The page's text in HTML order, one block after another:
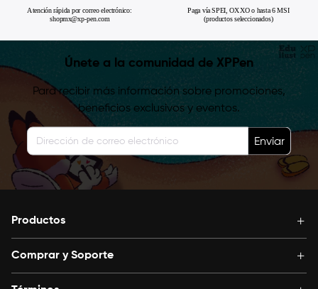
Atención rápida por correo electrónico:
shopmx@xp-pen.com
Paga vía SPEI, OXXO o hasta 6 MSI
(productos seleccionados)
Únete a la comunidad de XPPen
Para recibir más información sobre promociones,
beneficios exclusivos y eventos.
Enviar
Productos
Comprar y Soporte